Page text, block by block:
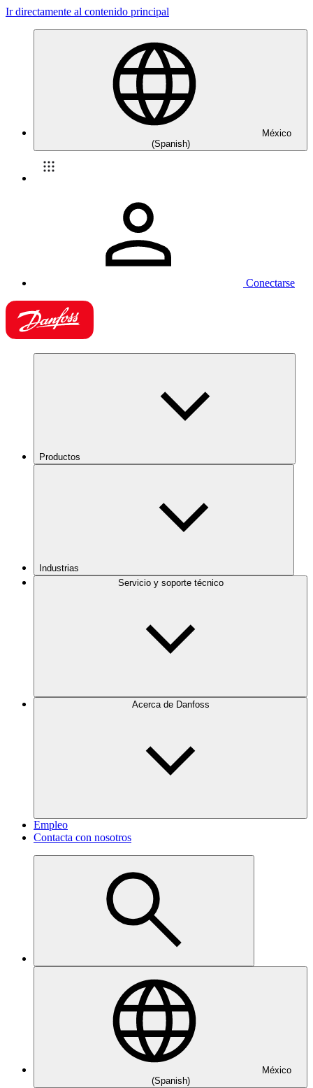
Ir directamente al contenido principal
México
(Spanish)
Conectarse
Productos
Industrias
Servicio y soporte técnico
Acerca de Danfoss
Empleo
Contacta con nosotros
México
(Spanish)